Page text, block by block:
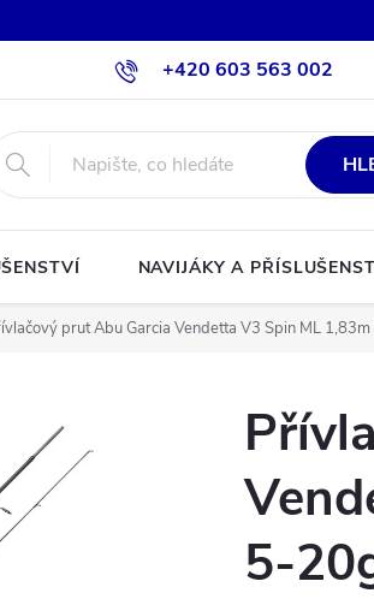
+420 603 563 002
NAVIJÁKY A
prut Abu Garcia Vendetta V3 Spin ML
5-